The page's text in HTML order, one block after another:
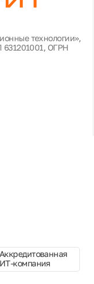
технологии»,
ОГРН
Аккредитованная
ИТ-компания